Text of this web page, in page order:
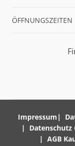
ÖFFNUNGSZEITEN
Impressum
Datenschutz
AGB